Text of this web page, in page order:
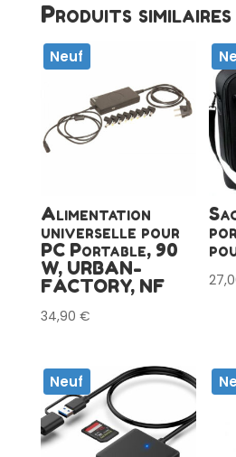
Produits similaires
Neuf
Alimentation
universelle pour
PC Portable, 90
W, URBAN-
FACTORY, NF
34,90 €
Neuf